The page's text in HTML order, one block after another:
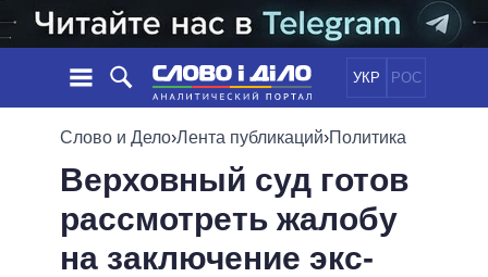
УКР РОС
НОВОСТИ
ЛЕНТА
СОБЫТИЯ
СТАТЬИ
ПОЛИТИКА
ЭКОНОМИКА
ОБЩЕСТВО
ОБЕЩАНИЯ
ПОЛИТИКИ
Слово и Дело›Лента публикаций›Политика
Верховный суд готов
рассмотреть жалобу
на заключение экс-